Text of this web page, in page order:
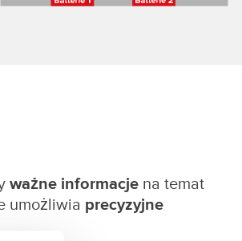
ważne informacje na temat
umożliwia precyzyjne